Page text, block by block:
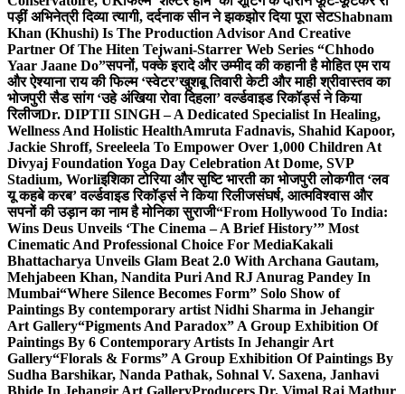
पड़ीं अभिनेत्री दिव्या त्यागी, दर्दनाक सीन ने झकझोर दिया पूरा सेटShabnam
Khan (Khushi) Is The Production Advisor And Creative
Partner Of The Hiten Tejwani-Starrer Web Series “Chhodo
Yaar Jaane Do”सपनों, पक्के इरादे और उम्मीद की कहानी है मोहित एम राय
और ऐश्याना राय की फिल्म ‘स्वेटर’खुशबू तिवारी केटी और माही श्रीवास्तव का
भोजपुरी सैड सांग ‘उहे अंखिया रोवा दिहला’ वर्ल्डवाइड रिकॉर्ड्स ने किया
रिलीजDr. DIPTII SINGH – A Dedicated Specialist In Healing,
Wellness And Holistic HealthAmruta Fadnavis, Shahid Kapoor,
Jackie Shroff, Sreeleela To Empower Over 1,000 Children At
Divyaj Foundation Yoga Day Celebration At Dome, SVP
Stadium, Worliइशिका टोरिया और सृष्टि भारती का भोजपुरी लोकगीत ‘लव
यू कहबे करब’ वर्ल्डवाइड रिकॉर्ड्स ने किया रिलीजसंघर्ष, आत्मविश्वास और
सपनों की उड़ान का नाम है मोनिका सुराजी“From Hollywood To India:
Wins Deus Unveils ‘The Cinema – A Brief History’” Most
Cinematic And Professional Choice For MediaKakali
Bhattacharya Unveils Glam Beat 2.0 With Archana Gautam,
Mehjabeen Khan, Nandita Puri And RJ Anurag Pandey In
Mumbai“Where Silence Becomes Form” Solo Show of
Paintings By contemporary artist Nidhi Sharma in Jehangir
Art Gallery“Pigments And Paradox” A Group Exhibition Of
Paintings By 6 Contemporary Artists In Jehangir Art
Gallery“Florals & Forms” A Group Exhibition Of Paintings By
Sudha Barshikar, Nanda Pathak, Sohnal V. Saxena, Janhavi